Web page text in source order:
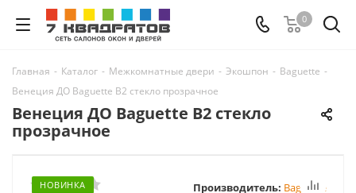
0
Главная - Каталог - Межкомнатные двери - Экошпон - Baguette -
Венеция ДО Baguette B2 стекло прозрачное
Венеция ДО Baguette B2 стекло
прозрачное
НОВИНКА Производитель: Baguette